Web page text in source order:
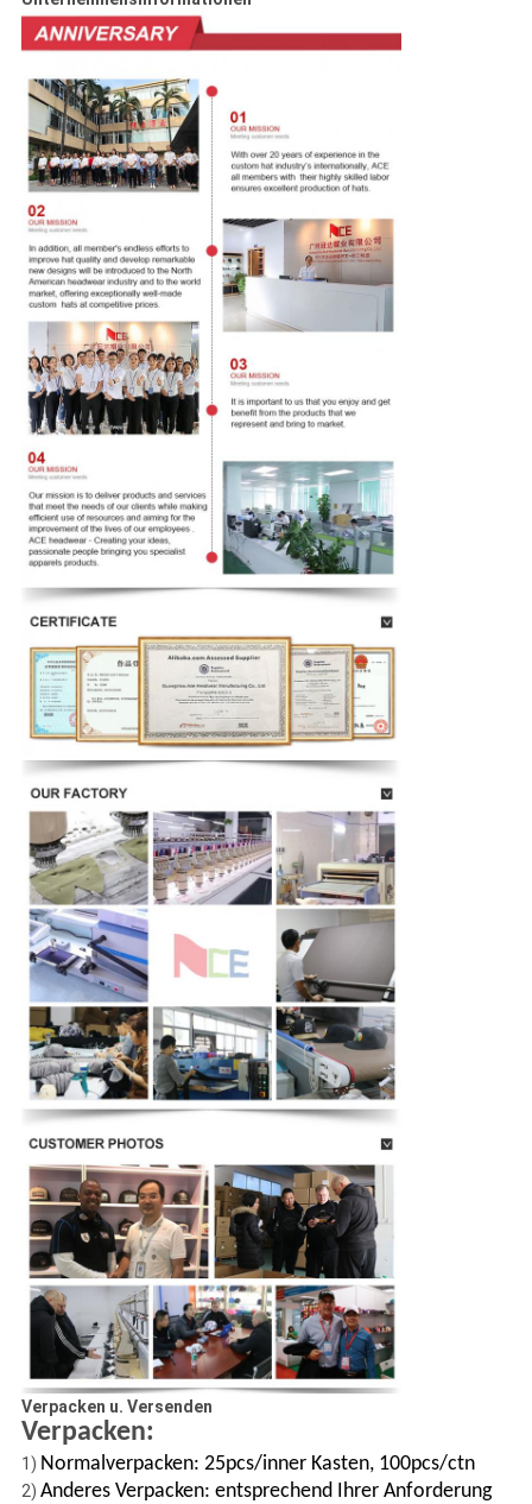
Verpacken u. Versenden
Verpacken:
1) Normalverpacken: 25pcs/inner Kasten, 100pcs/ctn
2) Anderes Verpacken: entsprechend Ihrer Anforderung